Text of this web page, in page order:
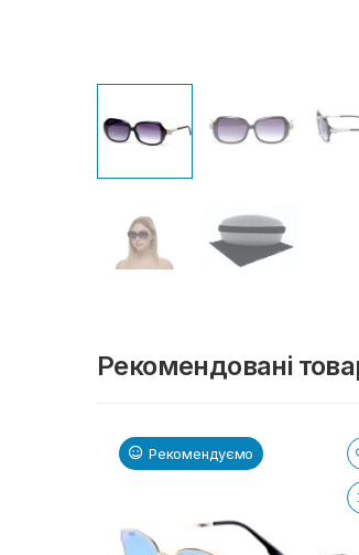
Рекомендовані
Рекомендуємо